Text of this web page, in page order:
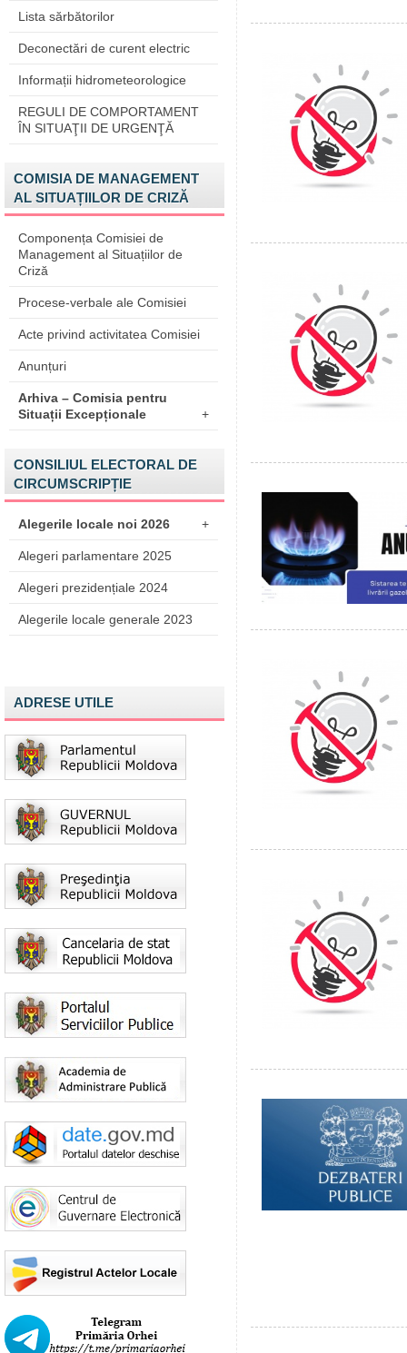
Lista sărbătorilor
Deconectări de curent electric
Informații hidrometeorologice
REGULI DE COMPORTAMENT
ÎN SITUAŢII DE URGENŢĂ
COMISIA DE MANAGEMENT
AL SITUAȚIILOR DE CRIZĂ
Componența Comisiei de
Management al Situațiilor de
Criză
Procese-verbale ale Comisiei
Acte privind activitatea Comisiei
Anunțuri
Arhiva – Comisia pentru
Situații Excepționale
+
CONSILIUL ELECTORAL DE
CIRCUMSCRIPȚIE
Alegerile locale noi 2026 +
Alegeri parlamentare 2025
Alegeri prezidențiale 2024
Alegerile locale generale 2023
ADRESE UTILE